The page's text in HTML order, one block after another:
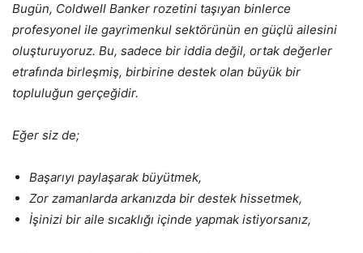
Bugün, Coldwell Banker rozetini taşıyan binlerce
profesyonel ile gayrimenkul sektörünün en güçlü ailesini
oluşturuyoruz. Bu, sadece bir iddia değil, ortak değerler
etrafında birleşmiş, birbirine destek olan büyük bir
topluluğun gerçeğidir.
Eğer siz de;
Başarıyı paylaşarak büyütmek,
Zor zamanlarda arkanızda bir destek hissetmek,
İşinizi bir aile sıcaklığı içinde yapmak istiyorsanız,